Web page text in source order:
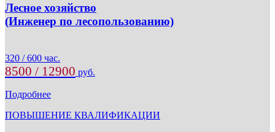
Лесное хозяйство
(Инженер по лесопользованию)
320 / 600 час.
8500 / 12900 руб.
Подробнее
ПОВЫШЕНИЕ КВАЛИФИКАЦИИ